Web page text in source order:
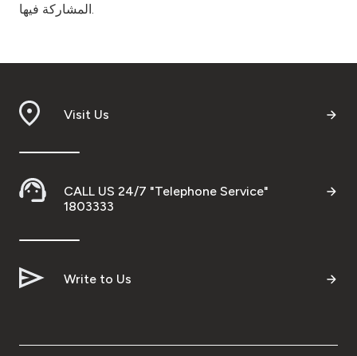
المشاركة فيها.
Visit Us
CALL US 24/7 "Telephone Service"
1803333
Write to Us